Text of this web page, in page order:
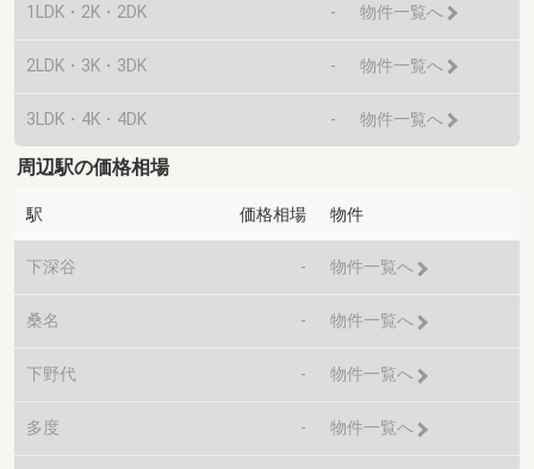
1LDK・2K・2DK - 物件一覧へ
2LDK・3K・3DK - 物件一覧へ
3LDK・4K・4DK - 物件一覧へ
周辺駅の価格相場
駅 価格相場 物件
下深谷 - 物件一覧へ
桑名 - 物件一覧へ
下野代 - 物件一覧へ
多度 - 物件一覧へ